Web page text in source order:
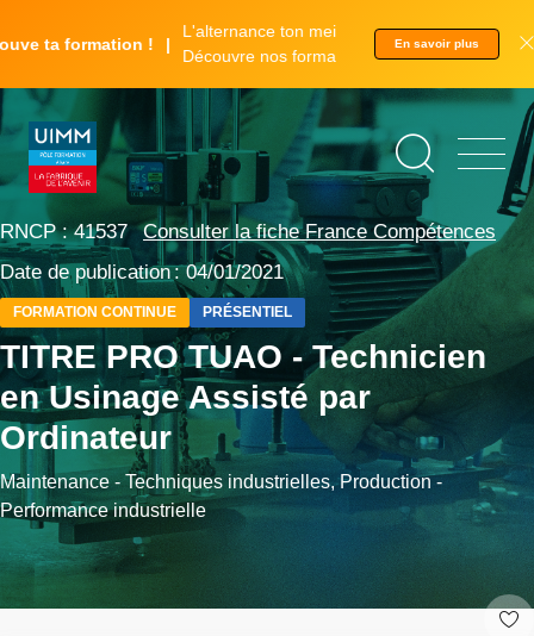
au
principal
ta formation !
L'alternance ton meilleur tremplin.
Découvre nos formations.
En savoir plus
©
Adrien
Berthet
RNCP : 41537 Consulter la fiche France Compétences
Date de publication : 04/01/2021
FORMATION CONTINUE PRÉSENTIEL
TITRE PRO TUAO - Technicien
en Usinage Assisté par
Ordinateur
Maintenance - Techniques industrielles, Production -
Performance industrielle